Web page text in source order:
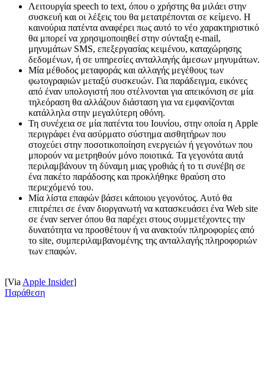
Λειτουργία speech to text, όπου ο χρήστης θα μιλάει στην
συσκευή και οι λέξεις του θα μετατρέπονται σε κείμενο. Η
καινούρια πατέντα αναφέρει πως αυτό το νέο χαρακτηριστικό
θα μπορεί να χρησιμοποιηθεί στην σύνταξη e-mail,
μηνυμάτων SMS, επεξεργασίας κειμένου, καταχώρησης
δεδομένων, ή σε υπηρεσίες ανταλλαγής άμεσων μηνυμάτων.
Μία μέθοδος μεταφοράς και αλλαγής μεγέθους των
φωτογραφιών μεταξύ συσκευών. Για παράδειγμα, εικόνες
από έναν υπολογιστή που στέλνονται για απεικόνιση σε μία
τηλεόραση θα αλλάζουν διάσταση για να εμφανίζονται
κατάλληλα στην μεγαλύτερη οθόνη.
Τη συνέχεια σε μία πατέντα του Ιουνίου, στην οποία η Apple
περιγράφει ένα ασύρματο σύστημα αισθητήρων που
στοχεύει στην ποσοτικοποίηση ενεργειών ή γεγονότων που
μπορούν να μετρηθούν μόνο ποιοτικά. Τα γεγονότα αυτά
περιλαμβάνουν τη δύναμη μιας γροθιάς ή το τι συνέβη σε
ένα πακέτο παράδοσης και προκλήθηκε θραύση στο
περιεχόμενό του.
Μία λίστα επαφών βάσει κάποιου γεγονότος. Αυτό θα
επιτρέπει σε έναν διοργανωτή να κατασκευάσει ένα Web site
σε έναν server όπου θα παρέχει στους συμμετέχοντες την
δυνατότητα να προσθέτουν ή να ανακτούν πληροφορίες από
το site, συμπεριλαμβανομένης της ανταλλαγής πληροφοριών
των επαφών.
[Via Apple Insider]
Παράθεση